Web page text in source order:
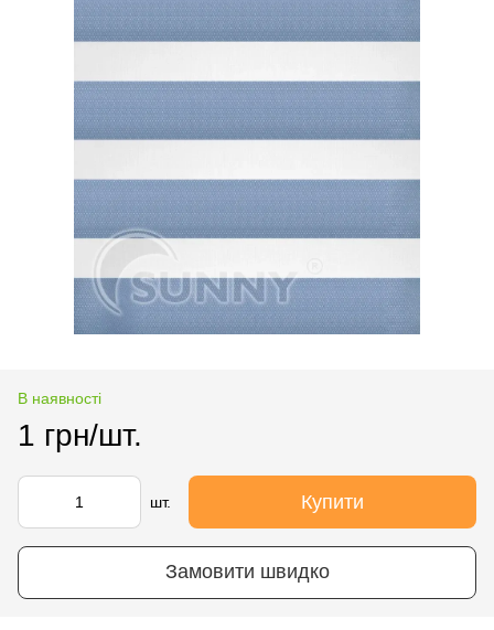
В наявності
1 грн/шт.
шт. Купити
Замовити швидко